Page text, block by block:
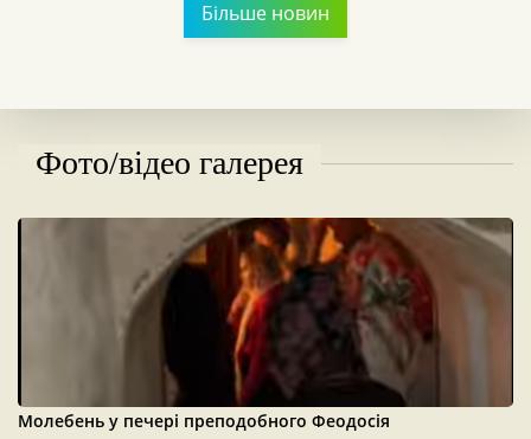
Більше новин
Фото/відео галерея
Молебень у печері преподобного Феодосія